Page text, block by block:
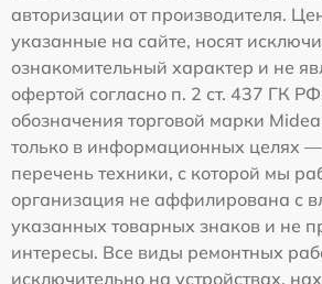
авторизации от производителя.
указанные на сайте, носят
ознакомительный характер и не
офертой согласно п. 2 ст. 437 ГК
обозначения торговой марки
только в информационных целях —
перечень техники, с которой мы
организация не аффилирована с
указанных товарных знаков и не
интересы. Все виды ремонтных
исключительно на устройствах,